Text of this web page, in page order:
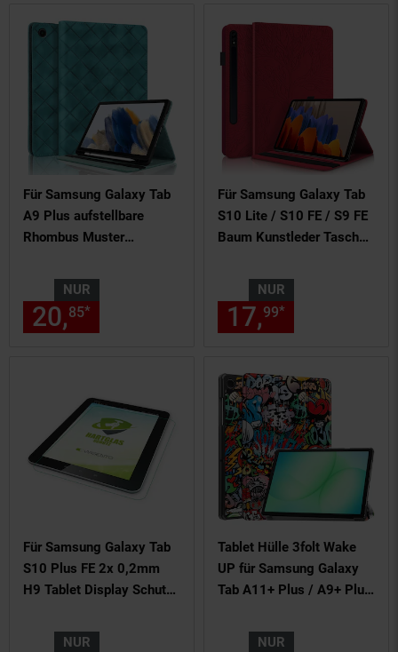
Für Samsung Galaxy Tab
A9 Plus aufstellbare
Rhombus Muster
NUR
20,85* € Sternchen
Für Samsung Galaxy Tab
S10 Lite / S10 FE / S9 FE
Baum Kunstleder Tasche
NUR
17,99*
Für Samsung Galaxy Tab
S10 Plus FE 2x 0,2mm
H9 Tablet Display Schutz
NUR
Tablet Hülle 3folt Wake
UP für Samsung Galaxy
Tab A11+ Plus / A9+ Plus
NUR